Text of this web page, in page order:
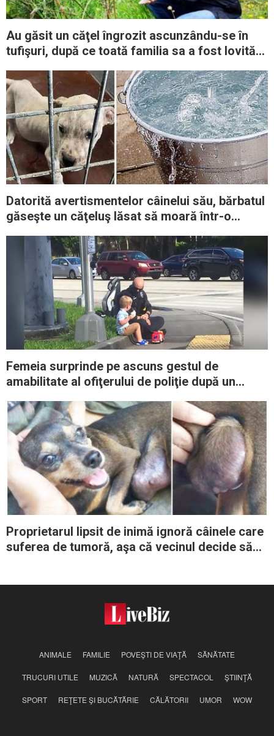
Au găsit un căţel îngrozit ascunzându-se în
tufişuri, după ce toată familia sa a fost lovită
Datorită avertismentelor câinelui său, bărbatul
găseşte un căţeluş lăsat să moară într-o
Femeia surprinde pe ascuns gestul de
amabilitate al ofiţerului de poliţie după un
Proprietarul lipsit de inimă ignoră câinele care
suferea de tumoră, aşa că vecinul decide să
ANIMALE FAMILIE POVEŞTI DE VIAŢĂ SĂNĂTATE
TRUCURI UTILE MUZICĂ NATURĂ SPECTACOL ŞTIINŢĂ
SPORT REŢETE ŞI BUCĂTĂRIE CĂLĂTORII UMOR WOW